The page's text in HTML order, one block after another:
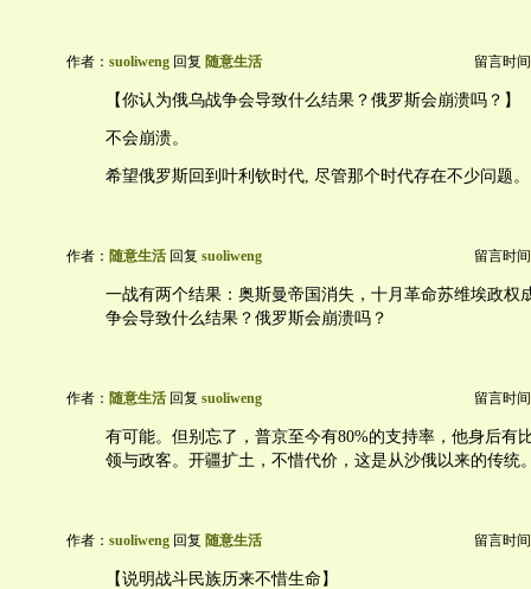
作者： suoliweng 回复 随意生活 留言时
【你认为俄乌战争会导致什么结果？俄罗斯会崩溃吗？】
不会崩溃。
希望俄罗斯回到叶利钦时代, 尽管那个时代存在不少问题。
作者： 随意生活 回复 suoliweng 留言时
一战有两个结果：奥斯曼帝国消失，十月革命苏维埃政权
争会导致什么结果？俄罗斯会崩溃吗？
作者： 随意生活 回复 suoliweng 留言时
有可能。但别忘了，普京至今有80%的支持率，他身后有
领与政客。开疆扩土，不惜代价，这是从沙俄以来的传统
作者： suoliweng 回复 随意生活 留言时
【说明战斗民族历来不惜生命】